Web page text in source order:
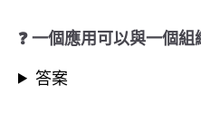
❓ 一個應用可以與一個組
答案